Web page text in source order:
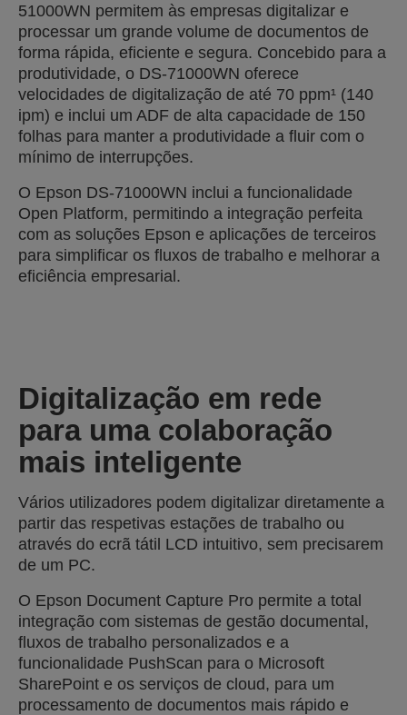
51000WN permitem às empresas digitalizar e
processar um grande volume de documentos de
forma rápida, eficiente e segura. Concebido para a
produtividade, o DS-71000WN oferece
velocidades de digitalização de até 70 ppm¹ (140
ipm) e inclui um ADF de alta capacidade de 150
folhas para manter a produtividade a fluir com o
mínimo de interrupções.
O Epson DS-71000WN inclui a funcionalidade
Open Platform, permitindo a integração perfeita
com as soluções Epson e aplicações de terceiros
para simplificar os fluxos de trabalho e melhorar a
eficiência empresarial.
Digitalização em rede
para uma colaboração
mais inteligente
Vários utilizadores podem digitalizar diretamente a
partir das respetivas estações de trabalho ou
através do ecrã tátil LCD intuitivo, sem precisarem
de um PC.
O Epson Document Capture Pro permite a total
integração com sistemas de gestão documental,
fluxos de trabalho personalizados e a
funcionalidade PushScan para o Microsoft
SharePoint e os serviços de cloud, para um
processamento de documentos mais rápido e